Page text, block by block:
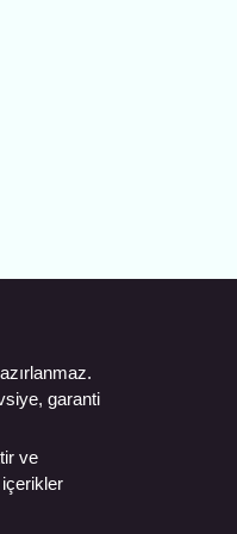
garanti
ve
içerikler